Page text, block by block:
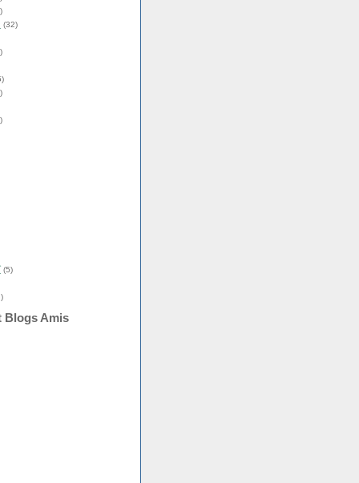
(32)
(5)
Blogs Amis